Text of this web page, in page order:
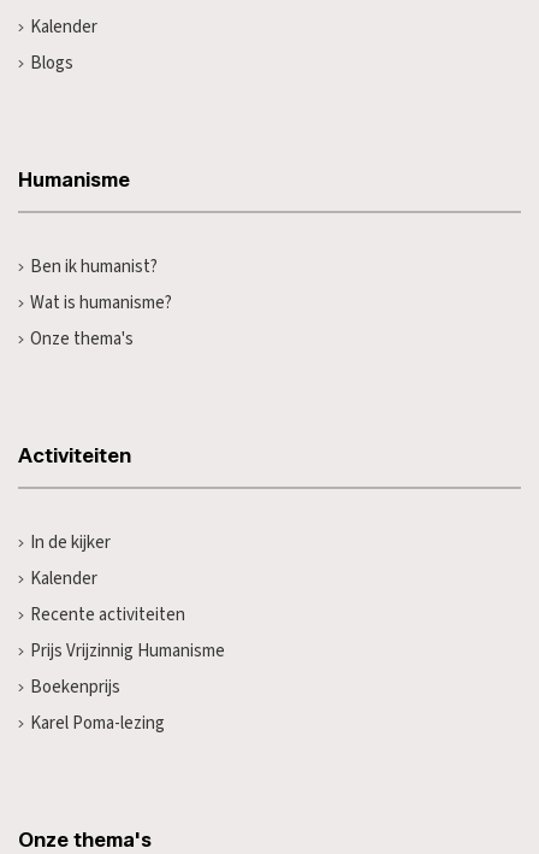
Kalender
Blogs
Humanisme
Ben ik humanist?
Wat is humanisme?
Onze thema's
Activiteiten
In de kijker
Kalender
Recente activiteiten
Prijs Vrijzinnig Humanisme
Boekenprijs
Karel Poma-lezing
Onze thema's